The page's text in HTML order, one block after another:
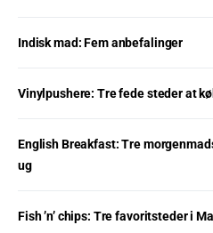
Indisk mad: Fem anbefalinger
Vinylpushere: Tre fede steder at
English Breakfast: Tre
ug
Fish ’n’ chips: Tre favoritsteder i